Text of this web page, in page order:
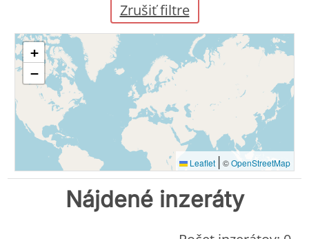
Zrušiť filtre
+
−
Leaflet | ©OpenStreetMap
Nájdené inzeráty